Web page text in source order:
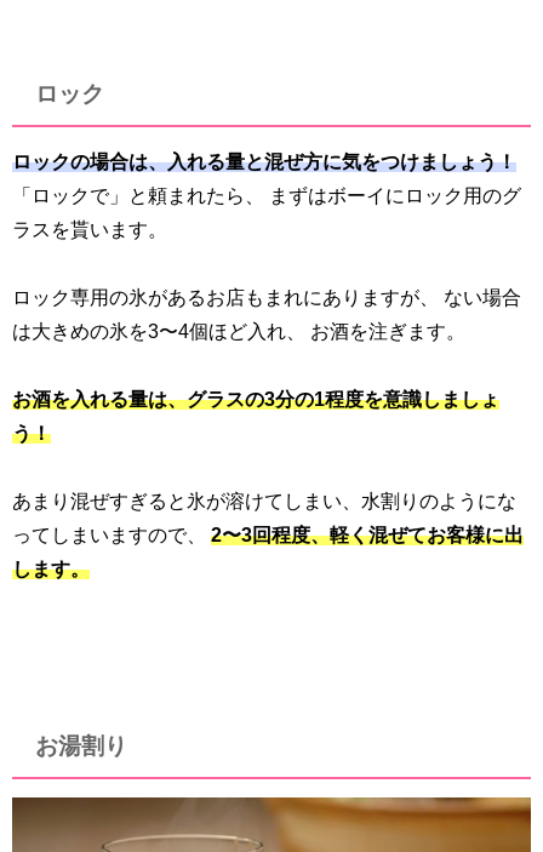
ロック
ロックの場合は、入れる量と混ぜ方に気をつけましょう！
「ロックで」と頼まれたら、 まずはボーイにロック用のグ
ラスを貰います。
ロック専用の氷があるお店もまれにありますが、 ない場合
は大きめの氷を3〜4個ほど入れ、 お酒を注ぎます。
お酒を入れる量は、グラスの3分の1程度を意識しましょ
う！
あまり混ぜすぎると氷が溶けてしまい、水割りのようにな
ってしまいますので、 2〜3回程度、軽く混ぜてお客様に出
します。
お湯割り